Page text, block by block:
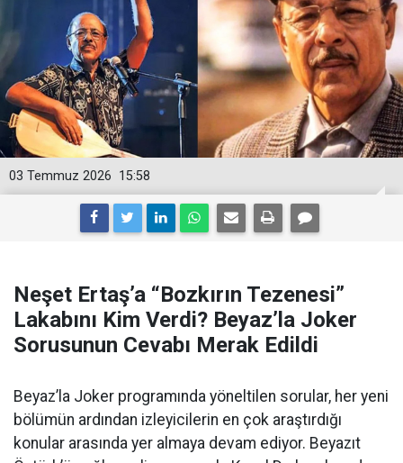
15:58
03 Temmuz 2026
Neşet Ertaş’a “Bozkırın Tezenesi”
Lakabını Kim Verdi? Beyaz’la Joker
Sorusunun Cevabı Merak Edildi
Beyaz’la Joker programında yöneltilen sorular, her yeni
bölümün ardından izleyicilerin en çok araştırdığı
konular arasında yer almaya devam ediyor. Beyazıt